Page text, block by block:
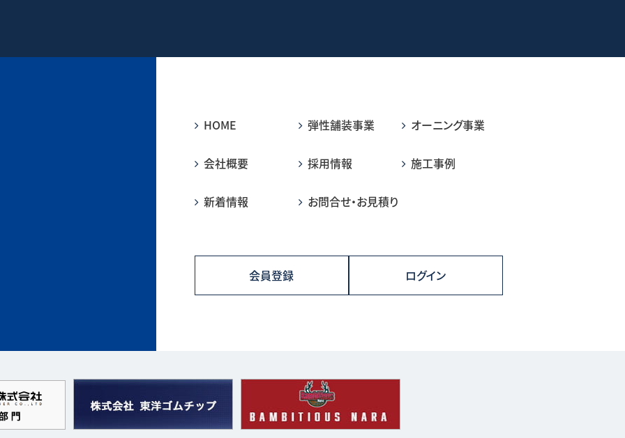
HOME 弾性舗装事業 オーニング事業
会社概要 採用情報 施工事例
新着情報 お問合せ・お見積り
会員登録 ログイン